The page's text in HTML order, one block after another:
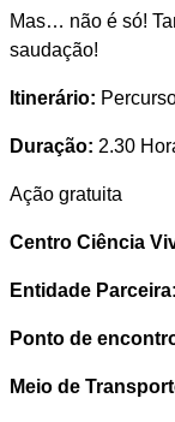
Mas… não é só!
saudação!
Itinerário:
Duração: 2.30
Ação gratuita
Centro Ciência
Entidade Parceira:
Ponto de
Meio de